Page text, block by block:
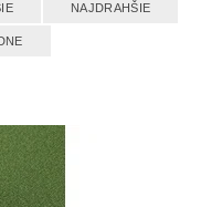
NAJDRAHŠIE